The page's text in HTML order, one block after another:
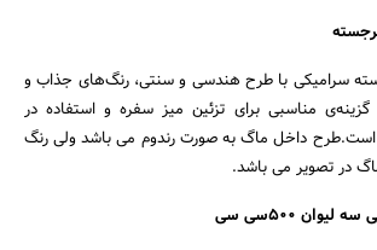
سرامیکی با طرح هندسی و سنتی، رنگ‌های جذاب و
مناسبی برای تزئین میز سفره و استفاده در
است.طرح داخل ماگ به صورت رندوم می باشد ولی رنگ
در تصویر می باشد.